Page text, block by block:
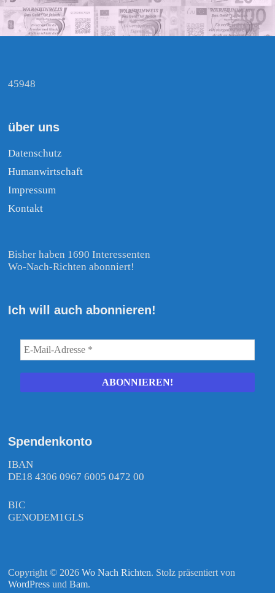
45948
über uns
Datenschutz
Humanwirtschaft
Impressum
Kontakt
Bisher haben 1690 Interessenten
Wo-Nach-Richten abonniert!
Ich will auch abonnieren!
Spendenkonto
IBAN
DE18 4306 0967 6005 0472 00
BIC
GENODEM1GLS
Copyright © 2026Wo Nach Richten. Stolz präsentiert von
WordPress undBam.